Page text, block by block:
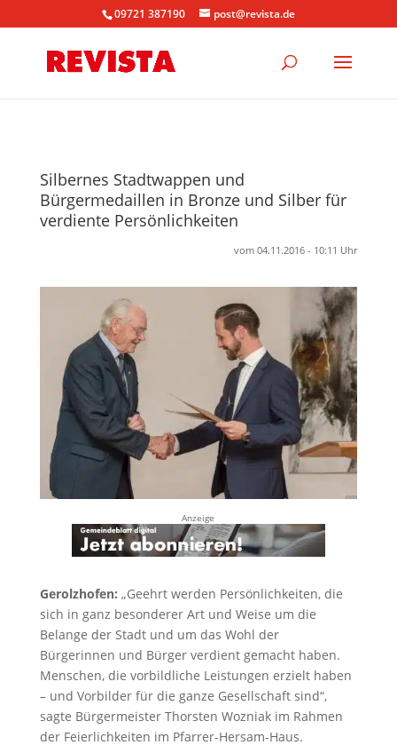
09721 387190 post@revista.de
Silbernes Stadtwappen und
Bürgermedaillen in Bronze und Silber für
verdiente Persönlichkeiten
vom 04.11.2016 - 10:11 Uhr
Anzeige
Gerolzhofen: „Geehrt werden Persönlichkeiten, die
sich in ganz besonderer Art und Weise um die
Belange der Stadt und um das Wohl der
Bürgerinnen und Bürger verdient gemacht haben.
Menschen, die vorbildliche Leistungen erzielt haben
– und Vorbilder für die ganze Gesellschaft sind“,
sagte Bürgermeister Thorsten Wozniak im Rahmen
der Feierlichkeiten im Pfarrer-Hersam-Haus.